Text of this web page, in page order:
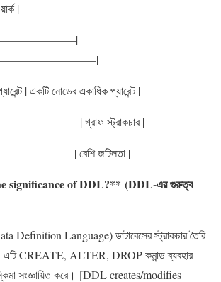
|
| একটি নোডের একাধিক প্যারেন্ট |
| গ্রাফ স্ট্রাকচার |
| বেশি জটিলতা |
significance of DDL?** (DDL-এর গুরুত্ব
Language) ডাটাবেসের স্ট্রাকচার তৈরি
CREATE, ALTER, DROP কমান্ড ব্যবহার
সংজ্ঞায়িত করে। [DDL creates/modifies